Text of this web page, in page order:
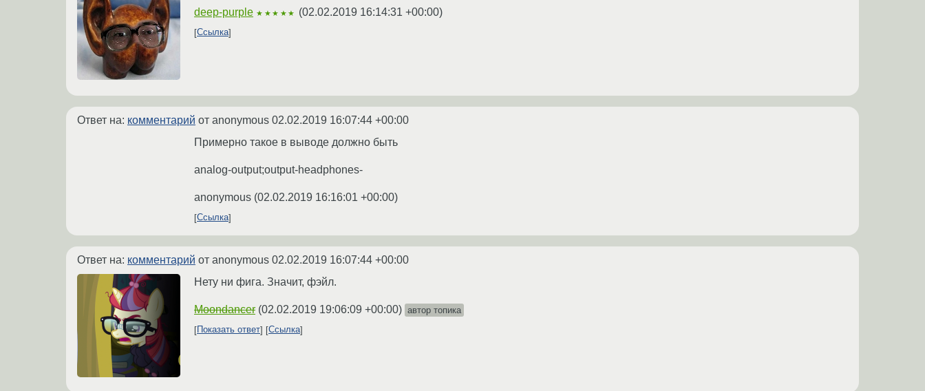
deep-purple ★★★★★ (02.02.2019 16:14:31 +00:00)
Ссылка
Ответ на: комментарий от anonymous 02.02.2019 16:07:44 +00:00
Примерно такое в выводе должно быть
analog-output;output-headphones-
anonymous (02.02.2019 16:16:01 +00:00)
Ссылка
Ответ на: комментарий от anonymous 02.02.2019 16:07:44 +00:00
Нету ни фига. Значит, фэйл.
Moondancer (02.02.2019 19:06:09 +00:00) автор топика
Показать ответ
Ссылка